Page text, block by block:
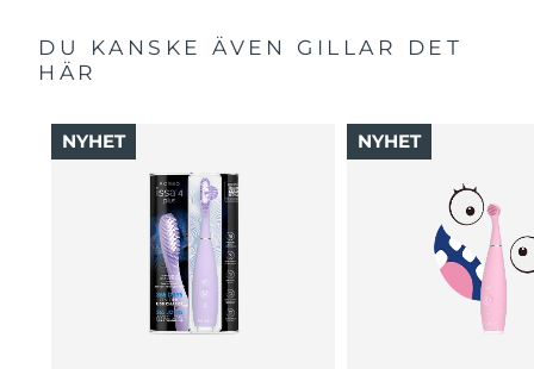
DU KANSKE ÄVEN GILLAR DET
HÄR
NYHET NYHET